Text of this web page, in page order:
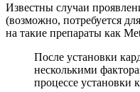
Известны случаи
(возможно, потребуется
на такие препараты как
После установки
несколькими
процессе